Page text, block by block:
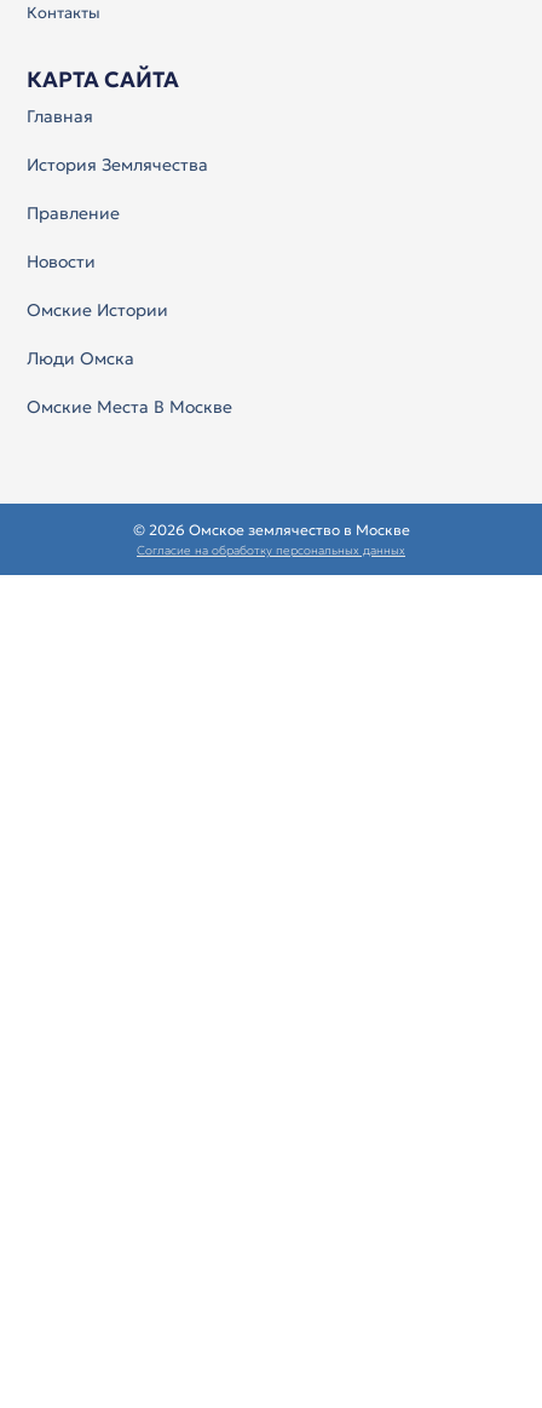
Контакты
КАРТА САЙТА
Главная
История Землячества
Правление
Новости
Омские Истории
Люди Омска
Омские Места В Москве
© 2026 Омское землячество в Москве
Согласие на обработку персональных данных